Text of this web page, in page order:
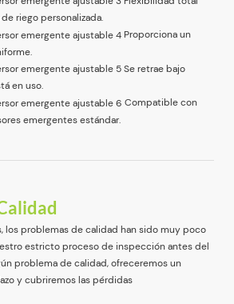
riego personalizada.
Proporciona un
Se retrae bajo
en uso.
Compatible con
emergentes estándar.
los problemas de calidad han sido muy poco
estricto proceso de inspección antes del
problema de calidad, ofreceremos un
y cubriremos las pérdidas